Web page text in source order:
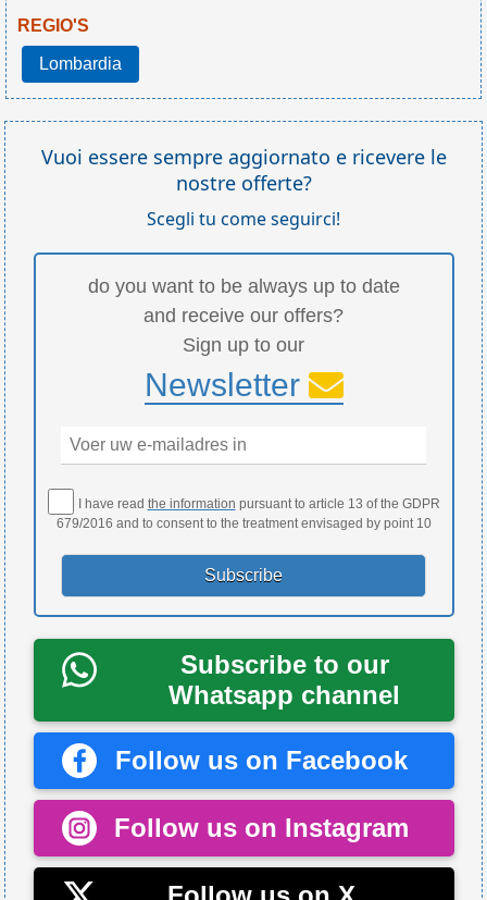
REGIO'S
Lombardia
Vuoi essere sempre aggiornato e ricevere le
nostre offerte?
Scegli tu come seguirci!
do you want to be always up to date
and receive our offers?
Sign up to our
Newsletter
I have read the information pursuant to article 13 of the GDPR
679/2016 and to consent to the treatment envisaged by point 10
Subscribe to our
Whatsapp channel
Follow us on Facebook
Follow us on Instagram